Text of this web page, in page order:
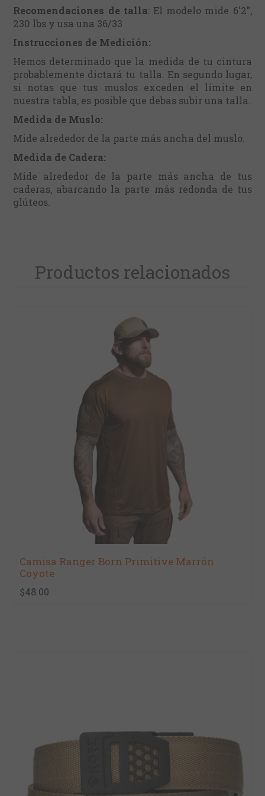
Recomendaciones de talla: El modelo mide 6'2",
230 lbs y usa una 36/33
Instrucciones de Medición:
Hemos determinado que la medida de tu cintura
probablemente dictará tu talla. En segundo lugar,
si notas que tus muslos exceden el límite en
nuestra tabla, es posible que debas subir una talla.
Medida de Muslo:
Mide alrededor de la parte más ancha del muslo.
Medida de Cadera:
Mide alrededor de la parte más ancha de tus
caderas, abarcando la parte más redonda de tus
glúteos.
Productos relacionados
Camisa Ranger Born Primitive Marrón
Coyote
$48.00